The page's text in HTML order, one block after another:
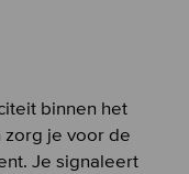
binnen het
zorg je voor de
Je signaleert